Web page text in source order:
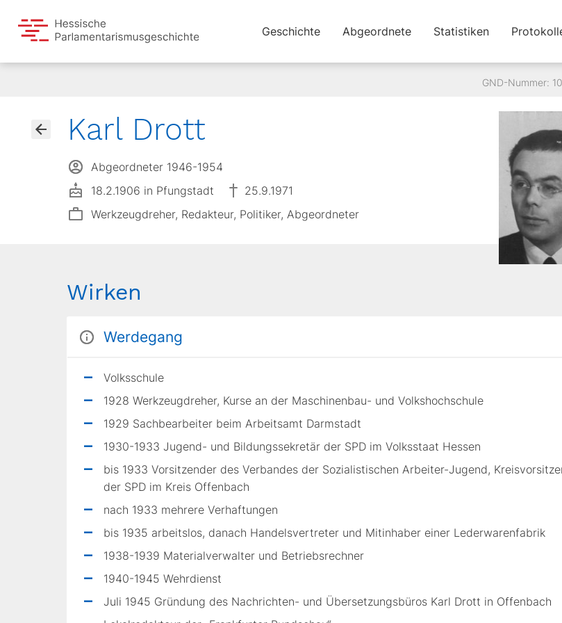
Geschichte Abgeordnete Statistiken
GND-Nummer:
Karl Drott
Abgeordneter 1946-1954
18.2.1906 in Pfungstadt
25.9.1971
Werkzeugdreher, Redakteur, Politiker, Abgeordneter
Wirken
Werdegang
Volksschule
1928 Werkzeugdreher, Kurse an der Maschinenbau- und Volkshochschule
1929 Sachbearbeiter beim Arbeitsamt Darmstadt
1930-1933 Jugend- und Bildungssekretär der SPD im Volksstaat Hessen
bis 1933 Vorsitzender des Verbandes der Sozialistischen Arbeiter-Jugend,
der SPD im Kreis Offenbach
nach 1933 mehrere Verhaftungen
bis 1935 arbeitslos, danach Handelsvertreter und Mitinhaber einer Lederwarenfabrik
1938-1939 Materialverwalter und Betriebsrechner
1940-1945 Wehrdienst
Juli 1945 Gründung des Nachrichten- und Übersetzungsbüros Karl Drott in Offenbach